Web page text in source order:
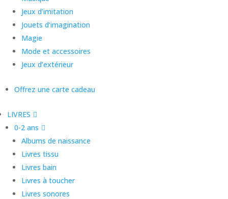
Jeux d’imitation
Jouets d’imagination
Magie
Mode et accessoires
Jeux d’extérieur
Offrez une carte cadeau
LIVRES
0-2 ans
Albums de naissance
Livres tissu
Livres bain
Livres à toucher
Livres sonores